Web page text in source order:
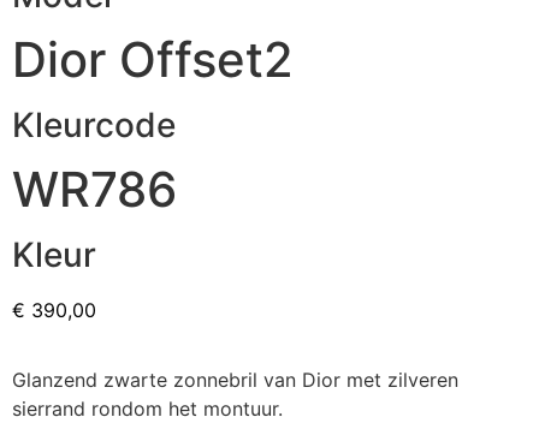
Dior Offset2
Kleurcode
WR786
Kleur
€ 390,00
Glanzend zwarte zonnebril van Dior met zilveren
sierrand rondom het montuur.